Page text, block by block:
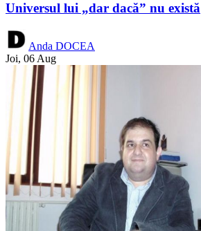
Universul lui „dar dacă” nu există
Anda DOCEA
Joi, 06 Aug